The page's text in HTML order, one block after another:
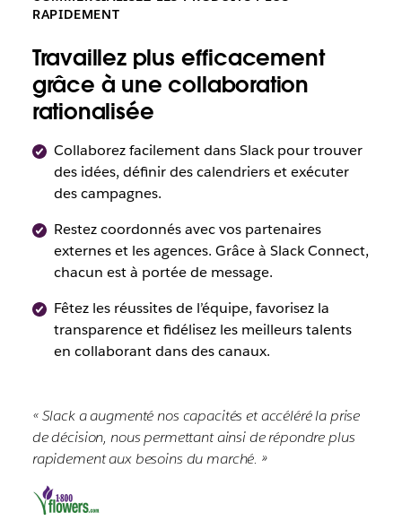
RAPIDEMENT
Travaillez plus efficacement
grâce à une collaboration
rationalisée
Collaborez facilement dans Slack pour trouver
des idées, définir des calendriers et exécuter
des campagnes.
Restez coordonnés avec vos partenaires
externes et les agences. Grâce à Slack Connect,
chacun est à portée de message.
Fêtez les réussites de l’équipe, favorisez la
transparence et fidélisez les meilleurs talents
en collaborant dans des canaux.
« Slack a augmenté nos capacités et accéléré la prise
de décision, nous permettant ainsi de répondre plus
rapidement aux besoins du marché. »